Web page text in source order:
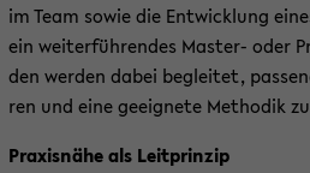
im Team sowie die Ent­wick­lung
ein wei­ter­füh­ren­des Master-​ oder
den wer­den dabei be­glei­tet,
ren und eine ge­eig­ne­te Me­tho­dik
Pra­xis­nä­he als Leit­prin­zip